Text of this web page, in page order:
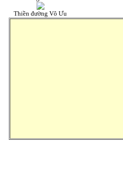
Thiền đường Vô Ưu